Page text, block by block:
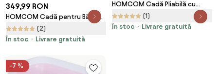
349,99 RON
HOMCOM Cadă pentru Băiță
Nou-Născuți și Copii 0-6 Ani,
Plastic Antiderapant, Verde,
Aosom România
(2)
În stoc
Livrare gratuită
HOMCOM Cadă Pliabilă cu
Suport Ajustabil Antiderapant,
80x53.9x20.8cm, Albastru
(1)
În stoc
Livrare gratuită
-7 %